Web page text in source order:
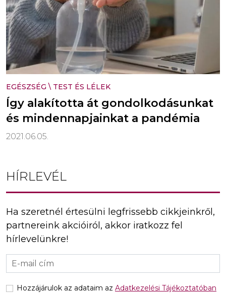
EGÉSZSÉG \ TEST ÉS LÉLEK
Így alakította át gondolkodásunkat
és mindennapjainkat a pandémia
2021.06.05.
HÍRLEVÉL
Ha szeretnél értesülni legfrissebb cikkjeinkről,
partnereink akcióiról, akkor iratkozz fel
hírlevelünkre!
Hozzájárulok az adataim az Adatkezelési Tájékoztatóban